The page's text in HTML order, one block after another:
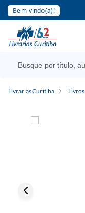
Bem-vindo(a)!
Livrarias Curitiba Livros